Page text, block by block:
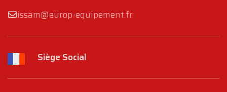
issam@europ-equipement.fr
Siège Social